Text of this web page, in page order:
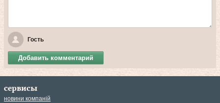
Гость
Добавить комментарий
сервисы
новини компаній